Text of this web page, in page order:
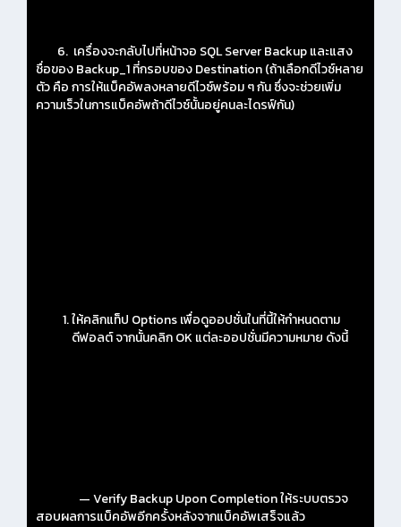
6. เครื่องจะกลับไปที่หน้าจอ SQL Server Backup และแสง
ชื่อของ Backup_1 ที่กรอบของ Destination (ถ้าเลือกดีไวซ์หลาย
ตัว คือ การให้แบ็คอัพลงหลายดีไวซ์พร้อม ๆ กัน ซึ่งจะช่วยเพิ่ม
ความเร็วในการแบ็คอัพถ้าดีไวซ์นั้นอยู่คนละไดรฟ์กัน)
ให้คลิกแท็ป Options เพื่อดูออปชั่นในที่นี้ให้กำหนดตาม
ดีฟอลต์ จากนั้นคลิก OK แต่ละออปชั่นมีความหมาย ดังนี้
— Verify Backup Upon Completion ให้ระบบตรวจ
สอบผลการแบ็คอัพอีกครั้งหลังจากแบ็คอัพเสร็จแล้ว